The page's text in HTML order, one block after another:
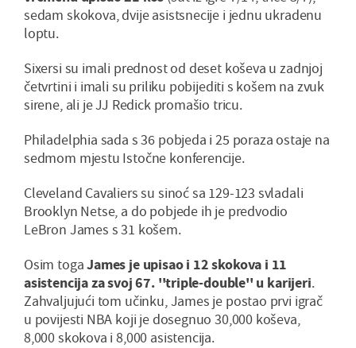
sedam skokova, dvije asistsnecije i jednu ukradenu
loptu.
Sixersi su imali prednost od deset koševa u zadnjoj
četvrtini i imali su priliku pobijediti s košem na zvuk
sirene, ali je JJ Redick promašio tricu.
Philadelphia sada s 36 pobjeda i 25 poraza ostaje na
sedmom mjestu Istočne konferencije.
Cleveland Cavaliers su sinoć sa 129-123 svladali
Brooklyn Netse, a do pobjede ih je predvodio
LeBron James s 31 košem.
Osim togaJames je upisao i 12 skokova i 11
asistencija za svoj 67. ''triple-double'' u karijeri.
Zahvaljujući tom učinku, James je postao prvi igrač
u povijesti NBA koji je dosegnuo 30,000 koševa,
8,000 skokova i 8,000 asistencija.